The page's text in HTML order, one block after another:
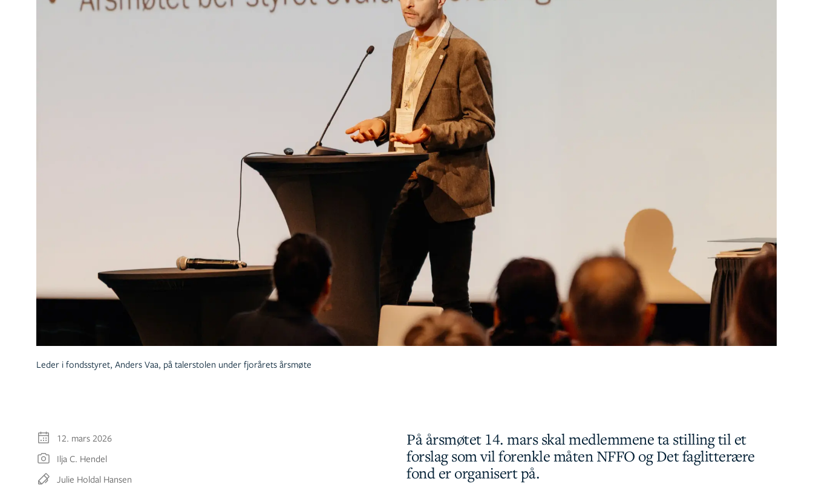
Leder i fondsstyret, Anders Vaa, på talerstolen under fjorårets årsmøte
12. mars 2026
Ilja C. Hendel
Julie Holdal Hansen
På årsmøtet 14. mars skal medlemmene ta stilling til et
forslag som vil forenkle måten NFFO og Det faglitterære
fond er organisert på.